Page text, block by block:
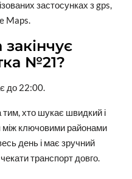
застосунках з gps,
Maps.
№21?
до 22:00.
хто шукає швидкий і
між ключовими районами
день і має зручний
транспорт довго.